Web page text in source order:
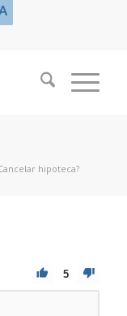
hipoteca?
5